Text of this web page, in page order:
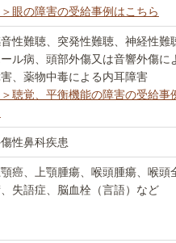
＞眼の障害の受給事例はこちら
性難聴、突発性難聴、神経性難
ル病、頭部外傷又は音響外傷に
、薬物中毒による内耳障害
＞聴覚、平衡機能の障害の受給事
性鼻科疾患
顎癌、上顎腫瘍、喉頭腫瘍、喉頭
失語症、脳血栓（言語）など